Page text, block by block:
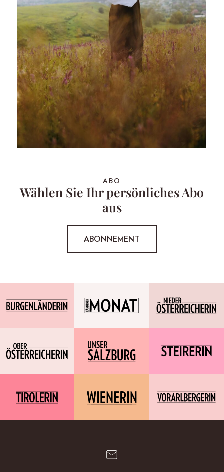
ABO
Wählen Sie Ihr persönliches Abo
aus
ABONNEMENT